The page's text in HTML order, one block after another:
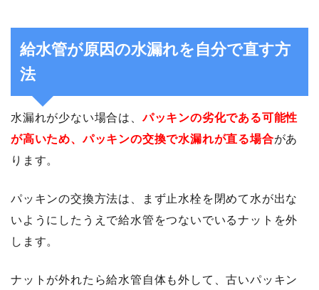
給水管が原因の水漏れを自分で直す方
法
水漏れが少ない場合は、パッキンの劣化である可能性
が高いため、パッキンの交換で水漏れが直る場合があ
ります。
パッキンの交換方法は、まず止水栓を閉めて水が出な
いようにしたうえで給水管をつないでいるナットを外
します。
ナットが外れたら給水管自体も外して、古いパッキン